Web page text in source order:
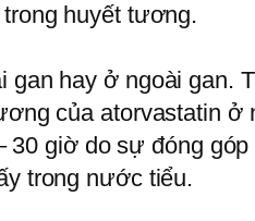
huyết tương.
hay ở ngoài gan.
của atorvastatin ở
30 giờ do sự đóng góp
trong nước tiểu.